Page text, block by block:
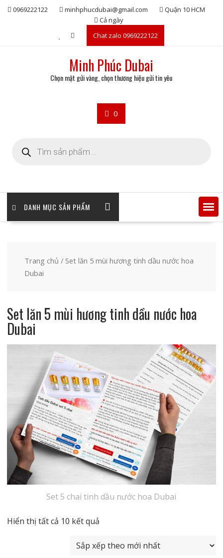
Skip0969222122 minhphucdubai@gmail.com
Quận 10 HCM
Cả ngày
Chat zalo 0969222122
Minh Phúc Dubai
Chọn mặt gửi vàng, chọn thương hiệu gửi tin yêu
0
kiếm
sản
DANH MỤC SẢN PHẨM
Trang chủ / Set lăn 5 mùi hương tinh dầu nước hoa
Dubai
Set lăn 5 mùi hương tinh dầu nước hoa
Dubai
Set 5 chai tinh dầu nước hoa Dubai
Hiển thị tất cả 10 kết quảĐã
xếp